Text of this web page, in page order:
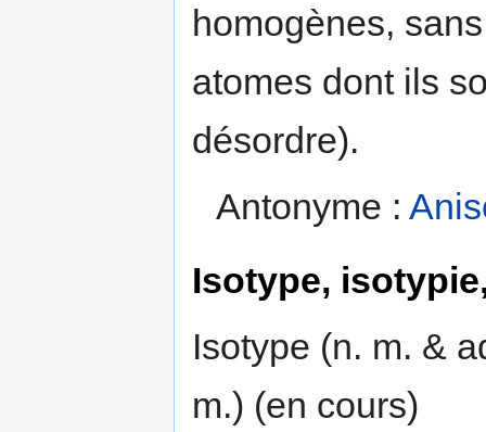
homogènes,
atomes dont ils
désordre).
Antonyme :
Isotype,
Isotype (n. m. &
m.) (en cours)